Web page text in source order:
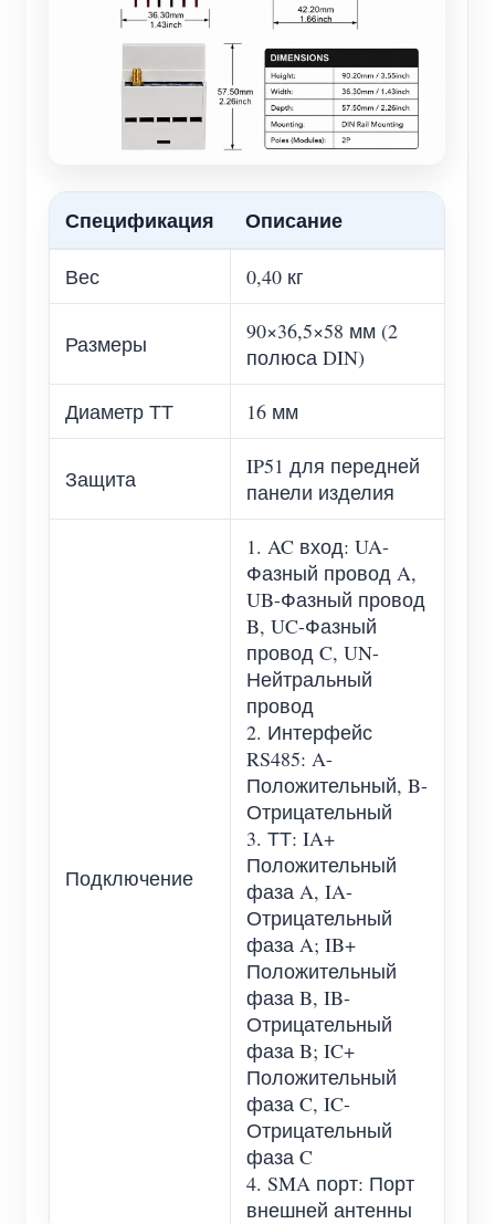
Спецификация Описание
Вес 0,40 кг
Размеры
90×36,5×58 мм (2
полюса DIN)
Диаметр ТТ 16 мм
Защита
IP51 для передней
панели изделия
Подключение
1. AC вход: UA-
Фазный провод A,
UB-Фазный провод
B, UC-Фазный
провод C, UN-
Нейтральный
провод
2. Интерфейс
RS485: A-
Положительный, B-
Отрицательный
3. ТТ: IA+
Положительный
фаза A, IA-
Отрицательный
фаза A; IB+
Положительный
фаза B, IB-
Отрицательный
фаза B; IC+
Положительный
фаза C, IC-
Отрицательный
фаза C
4. SMA порт: Порт
внешней антенны